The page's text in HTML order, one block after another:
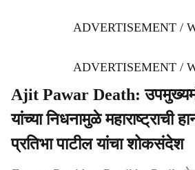
ADVERTISEMENT /
ADVERTISEMENT /
Ajit Pawar Death:
यांच्या निधनामुळे महाराष्ट्राची
प्रतिभा पाटील यांचा शोकसंदेश